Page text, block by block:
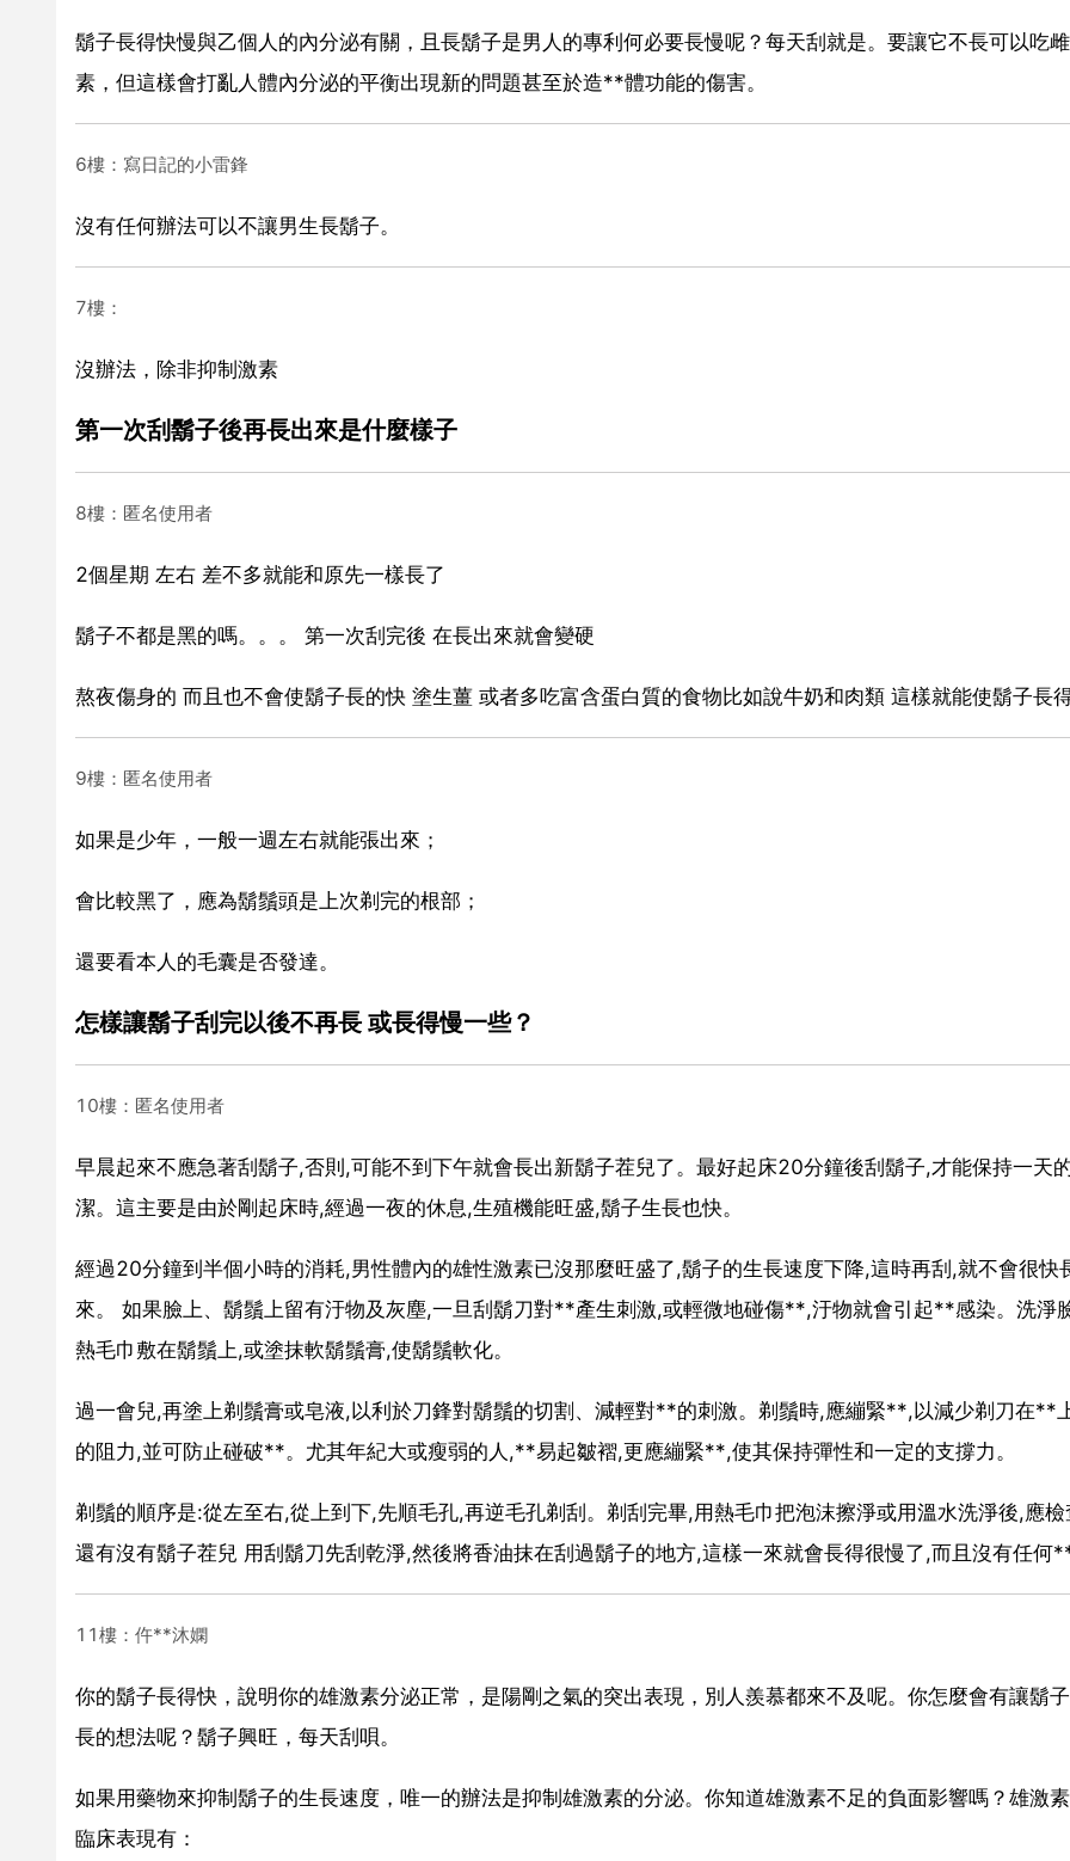
鬍子長得快慢與乙個人的內分泌有關，且長鬍子是男人的專利何必要長慢呢？每天刮就是。要讓它不長可以吃
素，但這樣會打亂人體內分泌的平衡出現新的問題甚至於造**體功能的傷害。
6樓：寫日記的小雷鋒
沒有任何辦法可以不讓男生長鬍子。
7樓：
沒辦法，除非抑制激素
第一次刮鬍子後再長出來是什麼樣子
8樓：匿名使用者
2個星期 左右 差不多就能和原先一樣長了
鬍子不都是黑的嗎。。。 第一次刮完後 在長出來就會變硬
熬夜傷身的 而且也不會使鬍子長的快 塗生薑 或者多吃富含蛋白質的食物比如說牛奶和肉類 這樣就能使鬍子長
9樓：匿名使用者
如果是少年，一般一週左右就能張出來；
會比較黑了，應為鬍鬚頭是上次剃完的根部；
還要看本人的毛囊是否發達。
怎樣讓鬍子刮完以後不再長 或長得慢一些？
10樓：匿名使用者
早晨起來不應急著刮鬍子,否則,可能不到下午就會長出新鬍子茬兒了。最好起床20分鐘後刮鬍子,才能保持一天
潔。這主要是由於剛起床時,經過一夜的休息,生殖機能旺盛,鬍子生長也快。
經過20分鐘到半個小時的消耗,男性體內的雄性激素已沒那麼旺盛了,鬍子的生長速度下降,這時再刮,就不會很快
來。 如果臉上、鬍鬚上留有汙物及灰塵,一旦刮鬍刀對**產生刺激,或輕微地碰傷**,汙物就會引起**感染。洗淨
熱毛巾敷在鬍鬚上,或塗抹軟鬍鬚膏,使鬍鬚軟化。
過一會兒,再塗上剃鬚膏或皂液,以利於刀鋒對鬍鬚的切割、減輕對**的刺激。剃鬚時,應繃緊**,以減少剃刀在**
的阻力,並可防止碰破**。尤其年紀大或瘦弱的人,**易起皺褶,更應繃緊**,使其保持彈性和一定的支撐力。
剃鬚的順序是:從左至右,從上到下,先順毛孔,再逆毛孔剃刮。剃刮完畢,用熱毛巾把泡沫擦淨或用溫水洗淨後,應
還有沒有鬍子茬兒 用刮鬍刀先刮乾淨,然後將香油抹在刮過鬍子的地方,這樣一來就會長得很慢了,而且沒有任何
11樓：仵**沐嫻
你的鬍子長得快，說明你的雄激素分泌正常，是陽剛之氣的突出表現，別人羨慕都來不及呢。你怎麼會有讓鬍
長的想法呢？鬍子興旺，每天刮唄。
如果用藥物來抑制鬍子的生長速度，唯一的辦法是抑制雄激素的分泌。你知道雄激素不足的負面影響嗎？雄激
臨床表現有：